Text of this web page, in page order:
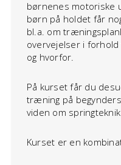
børnenes motoriske
børn på holdet får
bl.a. om
overvejelser i
og hvorfor.
På kurset får du
træning på
viden om
Kurset er en